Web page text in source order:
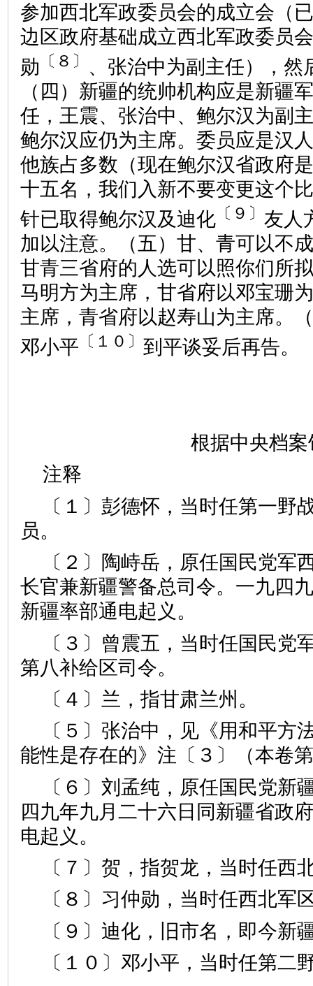
参加西北军政委员会的成立会（
边区政府基础成立西北军政委员
勋 〔８〕
、张治中为副主任），然
（四）新疆的统帅机构应是新疆
任，王震、张治中、鲍尔汉为副
鲍尔汉应仍为主席。委员应是汉
他族占多数（现在鲍尔汉省政府
十五名，我们入新不要变更这个
针已取得鲍尔汉及迪化 〔９〕 友人
加以注意。（五）甘、青可以不
甘青三省府的人选可以照你们所
马明方为主席，甘省府以邓宝珊
主席，青省府以赵寿山为主席。
邓小平 〔１０〕 到平谈妥后再告。
根据中央档
注释
〔１〕彭德怀，当时任第一野
员。
〔２〕陶峙岳，原任国民党军
长官兼新疆警备总司令。一九四
新疆率部通电起义。
〔３〕曾震五，当时任国民党
第八补给区司令。
〔４〕兰，指甘肃兰州。
〔５〕张治中，见《用和平方
能性是存在的》注〔３〕（本卷
〔６〕刘孟纯，原任国民党新
四九年九月二十六日同新疆省政
电起义。
〔７〕贺，指贺龙，当时任西
〔８〕习仲勋，当时任西北军
〔９〕迪化，旧市名，即今新
〔１０〕邓小平，当时任第二